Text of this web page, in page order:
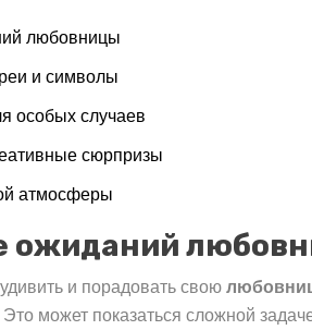
любовницы
и символы
особых случаев
сюрпризы
атмосферы
ожиданий
и порадовать свою
может показаться сложной